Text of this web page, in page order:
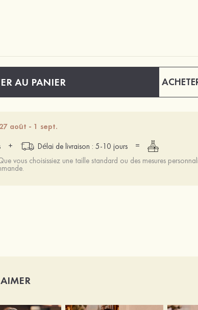
AU PANIER
27 août - 1 sept.
+ Délai de livraison : 5-10 jours
=
vous choisissiez une taille standard ou des mesures